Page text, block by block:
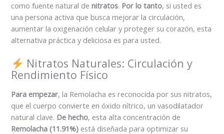
como fuente natural denitratos. Por lo tanto, si usted es
una persona activa que busca mejorar la circulación,
aumentar la oxigenación celular y proteger su corazón, esta
alternativa práctica y deliciosa es para usted.
Nitratos Naturales: Circulación y
Rendimiento Físico
Para empezar, la Remolacha es reconocida por sus nitratos,
que el cuerpo convierte en óxido nítrico, un vasodilatador
natural clave. De hecho, esta alta concentración de
Remolacha (11.91%) está diseñada para optimizar su